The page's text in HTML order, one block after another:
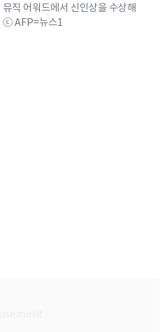
직 어워드에서 신인상을 수상해
ⓒ AFP=뉴스1